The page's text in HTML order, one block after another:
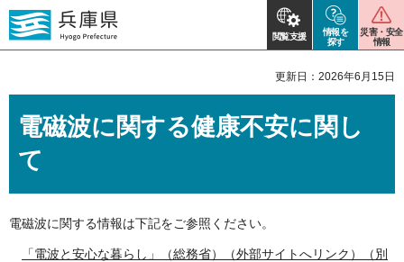
閲覧支援
情報を
探す
災害・安全
情報
更新日：2026年6月15日
電磁波に関する健康不安に関し
て
電磁波に関する情報は下記をご参照ください。
「電波と安心な暮らし」（総務省）（外部サイトへリンク）（別